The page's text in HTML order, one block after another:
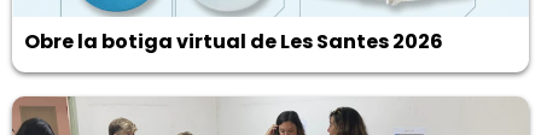
Obre la botiga virtual de Les Santes 2026